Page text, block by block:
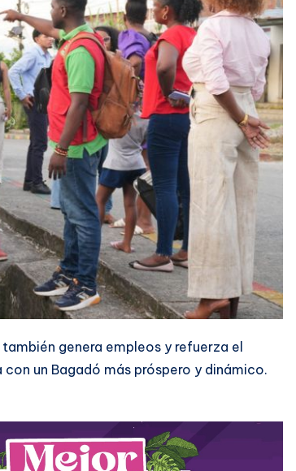
genera empleos y refuerza el
un Bagadó más próspero y dinámico.